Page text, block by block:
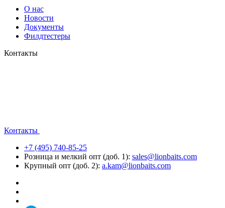
О нас
Новости
Документы
Филдтестеры
Контакты
Контакты
+7 (495) 740-85-25
Розница и мелкий опт (доб. 1): sales@lionbaits.com
Крупный опт (доб. 2): a.kam@lionbaits.com